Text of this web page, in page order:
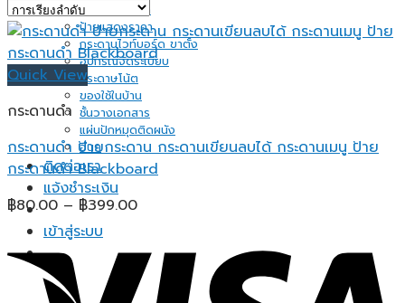
กระดานไม้ก็อก
ป้ายแสดงราคา
กระดานไวท์บอร์ด ขาตั้ง
อุปกรณ์จัดระเบียบ
กระดาษโน้ต
ของใช้ในบ้าน
ชั้นวางเอกสาร
แผ่นปักหมุดติดผนัง
อื่นๆ
ติดต่อเรา
แจ้งชำระเงิน
เข้าสู่ระบบ
Quick View
กระดานดำ
กระดานดำ ป้ายกระดาน กระดานเขียนลบได้ กระดานเมนู ป้าย
กระดานดำ Blackboard
฿80.00 – ฿399.00Price
฿80.00
through
฿399.00